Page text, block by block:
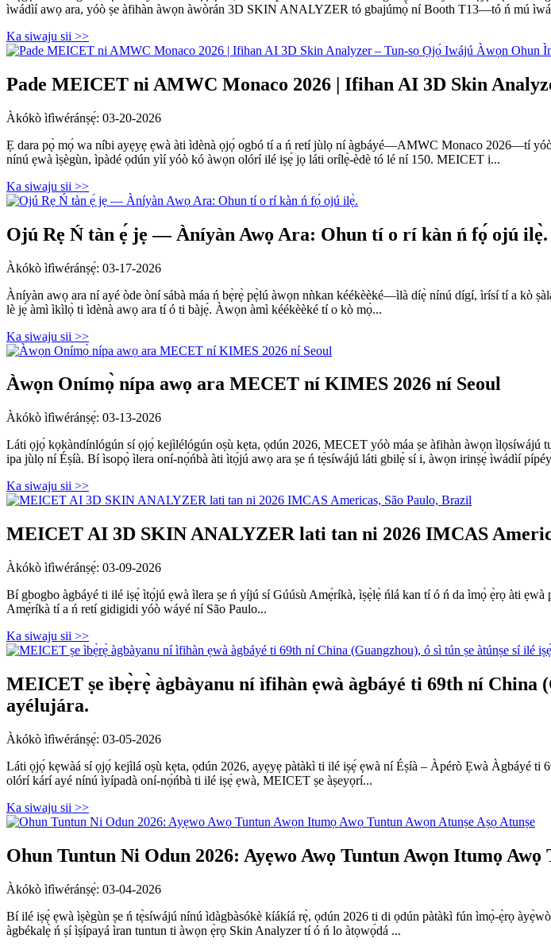
ìwádìí awọ ara, yóò ṣe àfihàn àwọn àwòrán 3D SKIN ANALYZER tó gbajúmọ̀ ní Booth T13—tó ń mú
Ka siwaju sii >>
Pade MEICET ni AMWC Monaco 2026 | Ifihan AI 3D Skin
Àkókò ìfìwéránṣẹ́: 03-20-2026
Ẹ dara pọ̀ mọ́ wa níbi ayẹyẹ ẹwà àti ìdènà ọjọ́ ogbó tí a ń retí jùlọ ní àgbáyé—AMWC Monaco 2026—tí
nínú ẹwà ìṣègùn, ìpàdé ọdún yìí yóò kó àwọn olórí ilé iṣẹ́ jọ láti orílẹ̀-èdè tó lé ní 150. MEICET i...
Ka siwaju sii >>
Ojú Rẹ Ń tàn ẹ́ jẹ — Àníyàn Awọ Ara: Ohun tí o rí kàn ń fọ́ ojú ilẹ̀.
Àkókò ìfìwéránṣẹ́: 03-17-2026
Àníyàn awọ ara ní ayé òde òní sábà máa ń bẹ̀rẹ̀ pẹ̀lú àwọn nǹkan kéékèèké—ìlà díẹ̀ nínú dígí, ìrísí tí a kò
lè jẹ́ àmì ìkìlọ̀ ti ìdènà awọ ara tí ó ti bàjẹ́. Àwọn àmì kéékèèké tí o kò mọ̀...
Ka siwaju sii >>
Àwọn Onímọ̀ nípa awọ ara MECET ní KIMES 2026 ní Seoul
Àkókò ìfìwéránṣẹ́: 03-13-2026
Láti ọjọ́ kọkàndínlógún sí ọjọ́ kejìlélógún oṣù kẹta, ọdún 2026, MECET yóò máa ṣe àfihàn àwọn
ipa jùlọ ní Éṣíà. Bí ìsopọ̀ ìlera oní-nọ́ńbà àti ìtọ́jú awọ ara ṣe ń tẹ̀síwájú láti gbilẹ̀ sí i, àwọn irinṣẹ́ ìwádìí
Ka siwaju sii >>
MEICET AI 3D SKIN ANALYZER lati tan ni 2026 IMCAS
Àkókò ìfìwéránṣẹ́: 03-09-2026
Bí gbogbo àgbáyé ti ilé iṣẹ́ ìtọ́jú ẹwà ìlera ṣe ń yíjú sí Gúúsù Amẹ́ríkà, ìṣẹ̀lẹ̀ ńlá kan tí ó ń da ìmọ̀ ẹ̀rọ àti
Amẹ́ríkà tí a ń retí gidigidi yóò wáyé ní São Paulo...
Ka siwaju sii >>
MEICET ṣe ìbẹ̀rẹ̀ àgbàyanu ní ìfihàn ẹwà àgbáyé ti 69th ní China
ayélujára.
Àkókò ìfìwéránṣẹ́: 03-05-2026
Láti ọjọ́ kẹwàá sí ọjọ́ kejìlá oṣù kẹta, ọdún 2026, ayẹyẹ pàtàkì ti ilé iṣẹ́ ẹwà ní Éṣíà – Àpérò Ẹwà Àgbáyé
olórí kárí ayé nínú ìyípadà oní-nọ́ńbà ti ilé iṣẹ́ ẹwà, MEICET ṣe àṣeyọrí...
Ka siwaju sii >>
Ohun Tuntun Ni Odun 2026: Ayẹwo Awọ Tuntun Awọn Itumọ Awọ
Àkókò ìfìwéránṣẹ́: 03-04-2026
Bí ilé iṣẹ́ ẹwà ìṣègùn ṣe ń tẹ̀síwájú nínú ìdàgbàsókè kíákíá rẹ̀, ọdún 2026 ti di ọdún pàtàkì fún ìmọ̀-ẹ̀rọ
àgbékalẹ̀ ń ṣí ìṣípayá ìran tuntun ti àwọn ẹ̀rọ Skin Analyzer tí ó ń lo àtọwọ́dá ...